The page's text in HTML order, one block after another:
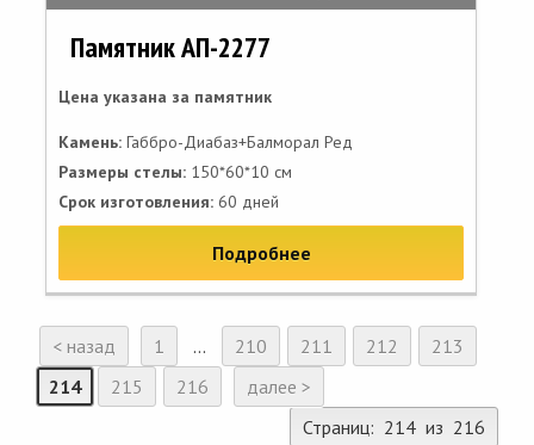
Памятник АП-2277
Цена указана за памятник
Камень: Габбро-Диабаз+Балморал Ред
Размеры стелы: 150*60*10 см
Срок изготовления: 60 дней
Подробнее
< назад 1 ... 210 211 212
213
214
215 216
далее >
Страниц: 214 из 216